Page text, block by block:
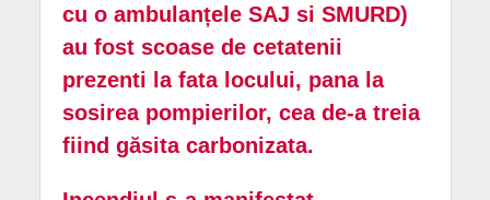
cu o ambulanțele SAJ si SMURD)
au fost scoase de cetatenii
prezenti la fata locului, pana la
sosirea pompierilor, cea de-a treia
fiind găsita carbonizata.